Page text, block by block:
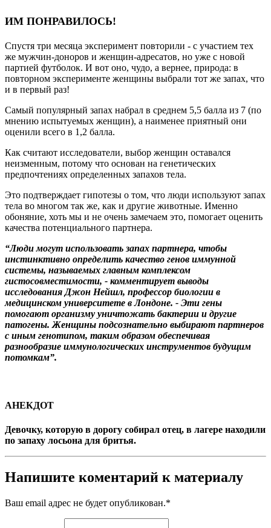
ИМ ПОНРАВИЛОСЬ!
Спустя три месяца эксперимент повторили - с участием тех
же мужчин-доноров и женщин-адресатов, но уже с новой
партией футболок. И вот оно, чудо, а вернее, природа: в
повторном эксперименте женщины выбрали тот же запах, что
и в первый раз!
Самый популярный запах набрал в среднем 5,5 балла из 7 (по
мнению испытуемых женщин), а наименее приятный они
оценили всего в 1,2 балла.
Как считают исследователи, выбор женщин оставался
неизменным, потому что основан на генетических
предпочтениях определенных запахов тела.
Это подтверждает гипотезы о том, что люди используют запах
тела во многом так же, как и другие животные. Именно
обоняние, хоть мы и не очень замечаем это, помогает оценить
качества потенциального партнера.
“Люди могут использовать запах партнера, чтобы
инстинктивно определить качество генов иммунной
системы, называемых главным комплексом
гистосовместимости, - комментирует выводы
исследования Джон Нейшл, профессор биологии в
медицинском университете в Лондоне. - Эти гены
помогают организму уничтожать бактерии и другие
патогены. Женщины подсознательно выбирают партнеров
с иным генотипом, таким образом обеспечивая
разнообразие иммунологических инструментов будущим
потомкам”.
АНЕКДОТ
Девочку, которую в дорогу собирал отец, в лагере находили
по запаху лосьона для бритья.
Напишите коментарий к материалу
Ваш email адрес не будет опубликован.*